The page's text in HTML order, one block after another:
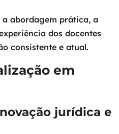
abordagem prática, a
dos docentes
consistente e atual.
em
jurídica e